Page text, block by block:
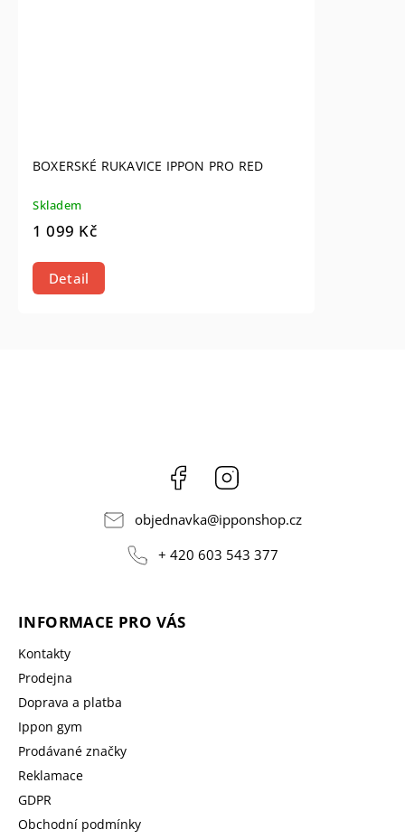
BOXERSKÉ RUKAVICE IPPON PRO RED
Skladem
1 099 Kč
Detail
Facebook
objednavka@ipponshop.cz
+ 420 603 543 377
INFORMACE PRO VÁS
Kontakty
Prodejna
Doprava a platba
Ippon gym
Prodávané značky
Reklamace
GDPR
Obchodní podmínky